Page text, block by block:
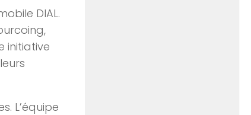
DIAL.
initiative
L’équipe